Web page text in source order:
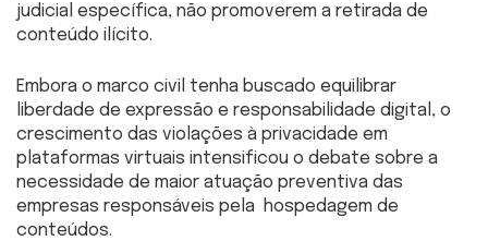
judicial específica, não promoverem a retirada de
conteúdo ilícito.
Embora o marco civil tenha buscado equilibrar
liberdade de expressão e responsabilidade digital, o
crescimento das violações à privacidade em
plataformas virtuais intensificou o debate sobre a
necessidade de maior atuação preventiva das
empresas responsáveis pela hospedagem de
conteúdos.